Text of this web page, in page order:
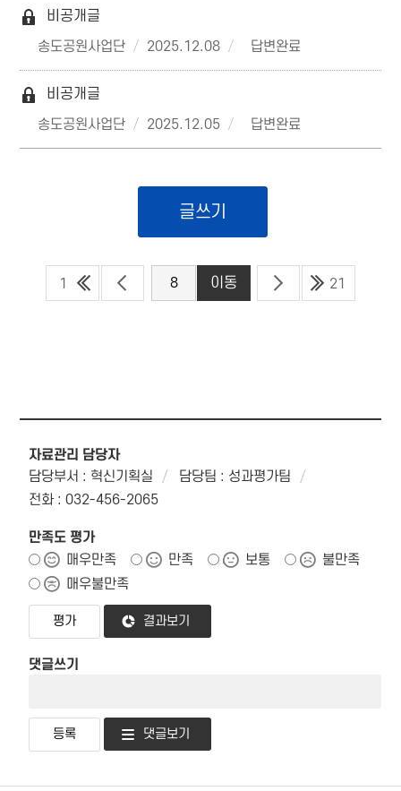
비공개글
송도공원사업단
2025.12.08 답변완료
비공개글
송도공원사업단
2025.12.05 답변완료
글쓰기
1 21
자료관리 담당자
담당부서 : 혁신기획실
담당팀 : 성과평가팀
전화 : 032-456-2065
만족도 평가
매우만족
만족 보통
불만족
매우불만족
결과보기
댓글쓰기
댓글보기